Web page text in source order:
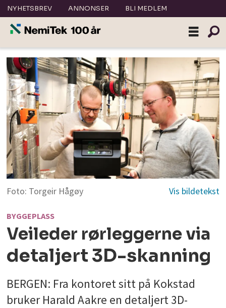
NYHETSBREV ANNONSER BLI MEDLEM
Foto: Torgeir Hågøy
BYGGEPLASS
Veileder rørleggerne via
detaljert 3D-skanning
BERGEN: Fra kontoret sitt på Kokstad
bruker Harald Aakre en detaljert 3D-